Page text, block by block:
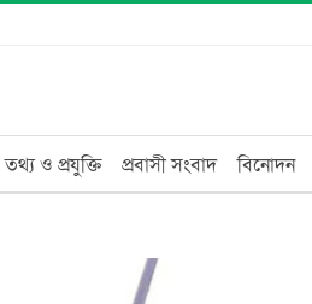
তথ্য ও প্রযুক্তি প্রবাসী সংবাদ বিনোদন